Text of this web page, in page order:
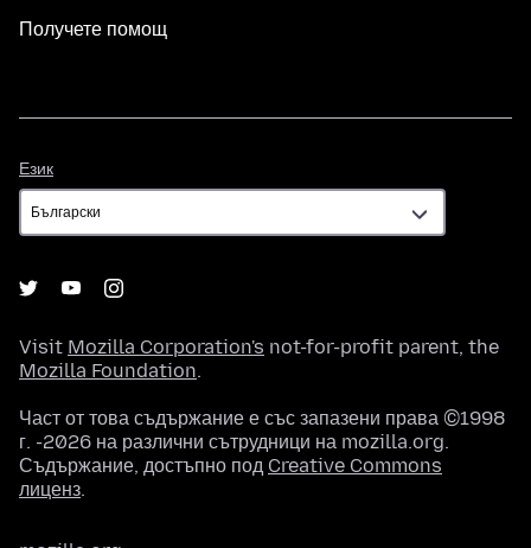
Получете помощ
Език
Visit Mozilla Corporation's not-for-profit parent, the
Mozilla Foundation.
Част от това съдържание е със запазени права ©1998
г. -2026 на различни сътрудници на mozilla.org.
Съдържание, достъпно под Creative Commons
лиценз.